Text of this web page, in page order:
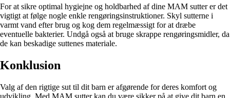
For at sikre optimal hygiejne og holdbarhed af dine MAM sutter er det
vigtigt at følge nogle enkle rengøringsinstruktioner. Skyl sutterne i
varmt vand efter brug og kog dem regelmæssigt for at dræbe
eventuelle bakterier. Undgå også at bruge skrappe rengøringsmidler, da
de kan beskadige suttenes materiale.
Konklusion
Valg af den rigtige sut til dit barn er afgørende for deres komfort og
udvikling. Med MAM sutter kan du være sikker på at give dit barn en